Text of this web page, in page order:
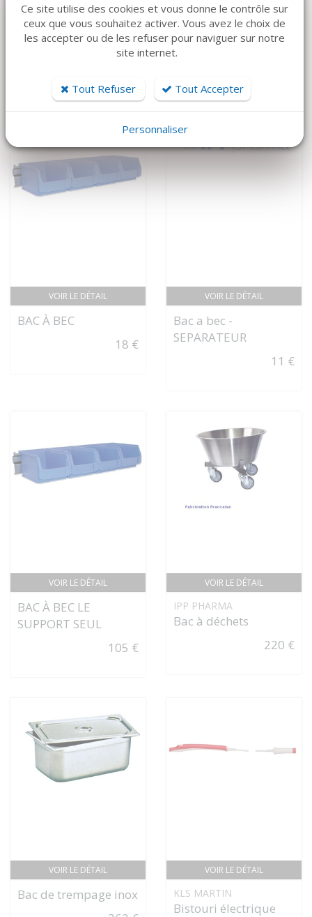
Aspiration mobile
C451 ATMOS
MEDAP
Aspiration mobile
Twista 1070
VOIR LE DÉTAIL
BAC À BEC
18 €
VOIR LE DÉTAIL
Bac a bec -
SEPARATEUR
11 €
VOIR LE DÉTAIL
BAC À BEC LE
SUPPORT SEUL
105 €
VOIR LE DÉTAIL
IPP PHARMA
Bac à déchets
220 €
VOIR LE DÉTAIL
Bac de trempage inox
VOIR LE DÉTAIL
KLS MARTIN
Bistouri électrique
Ce site utilise des cookies et vous donne le contrôle sur
ceux que vous souhaitez activer. Vous avez le choix de
les accepter ou de les refuser pour naviguer sur notre
site internet.
Tout Refuser Tout Accepter
Personnaliser